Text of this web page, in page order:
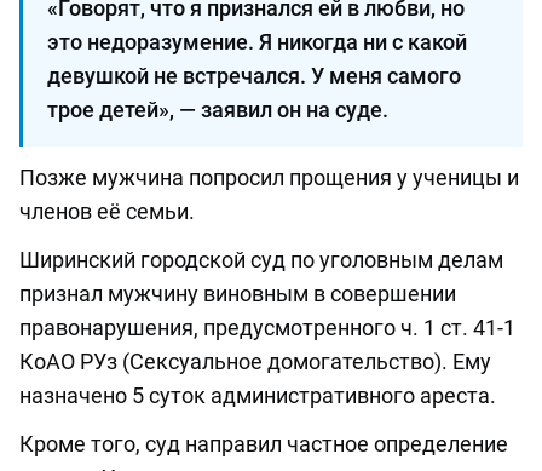
«Говорят, что я признался ей в любви, но
это недоразумение. Я никогда ни с какой
девушкой не встречался. У меня самого
трое детей», — заявил он на суде.
Позже мужчина попросил прощения у ученицы и
членов её семьи.
Ширинский городской суд по уголовным делам
признал мужчину виновным в совершении
правонарушения, предусмотренного ч. 1 ст. 41-1
КоАО РУз (Сексуальное домогательство). Ему
назначено 5 суток административного ареста.
Кроме того, суд направил частное определение